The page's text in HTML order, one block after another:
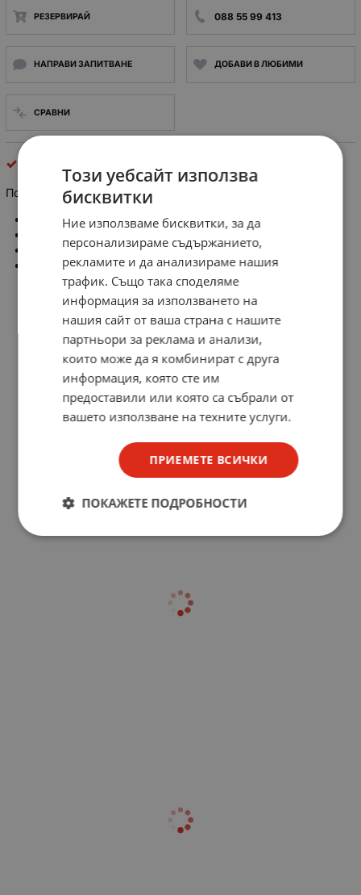
РЕЗЕРВИРАЙ 088 55 99 413
НАПРАВИ ЗАПИТВАНЕ ДОБАВИ В ЛЮБИМИ
СРАВНИ
Потенциометър плъзгач 15KΩ mono
Тип потенциометър: плъзгащ
Съпротивление : 15 kohm
Дължина на пистата: 50 mm
Този уебсайт използва
бисквитки
Ние използваме бисквитки, за да
персонализираме съдържанието,
рекламите и да анализираме нашия
трафик. Също така споделяме
информация за използването на
нашия сайт от ваша страна с нашите
партньори за реклама и анализи,
които може да я комбинират с друга
информация, която сте им
предоставили или която са събрали от
вашето използване на техните услуги.
ПРИЕМЕТЕ ВСИЧКИ
ПОКАЖЕТЕ ПОДРОБНОСТИ